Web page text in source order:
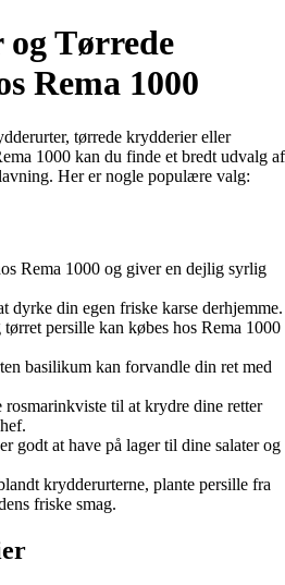
Tørrede
Rema 1000
tørrede krydderier eller
1000 kan du finde et bredt udvalg af
Her er nogle populære valg:
Rema 1000 og giver en dejlig syrlig
dyrke din egen friske karse derhjemme.
persille kan købes hos Rema 1000
basilikum kan forvandle din ret med
til at krydre dine retter
godt at have på lager til dine salater og
krydderurterne, plante persille fra
friske smag.